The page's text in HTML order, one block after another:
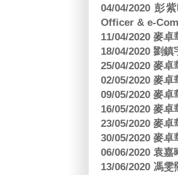
04/04/2020 彭
Officer & e-
11/04/2020 麥
18/04/2020 劉
25/04/2020 麥
02/05/2020 麥
09/05/2020 麥
16/05/2020 麥
23/05/2020 麥
30/05/2020 麥
06/06/2020 袁
13/06/2020 馮